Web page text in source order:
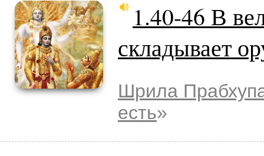
1.40-46 В
складывает
Шрила
есть»